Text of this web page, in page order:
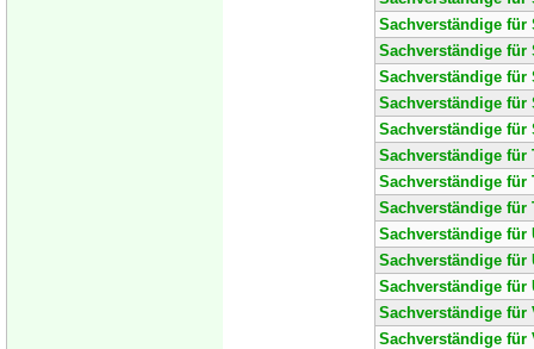
Sachverständige für
Sachverständige für
Sachverständige für
Sachverständige für
Sachverständige für
Sachverständige für
Sachverständige für
Sachverständige für
Sachverständige für
Sachverständige für
Sachverständige für
Sachverständige für
Sachverständige für